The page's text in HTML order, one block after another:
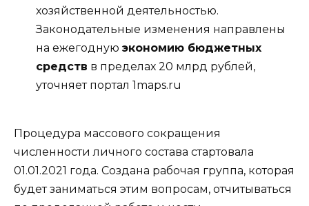
хозяйственной деятельностью.
Законодательные изменения направлены
на ежегодную экономию бюджетных
средств в пределах 20 млрд рублей,
уточняет портал 1maps.ru
Процедура массового сокращения
численности личного состава стартовала
01.01.2021 года. Создана рабочая группа, которая
будет заниматься этим вопросам, отчитываться